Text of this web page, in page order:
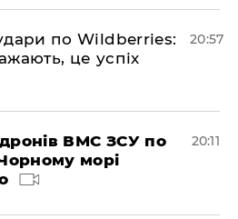
по Wildberries:
це успіх
20:57
ВМС ЗСУ по
морі
20:11